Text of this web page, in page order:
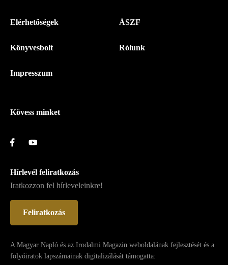
Menü
Magyar
-
Elérhetőségek
Könyvesbolt
Impresszum
ÁSZF
Rólunk
Kövess minket
Hírlevél feliratkozás
Iratkozzon fel hírleveleinkre!
Feliratkozás
A Magyar Napló és az Irodalmi Magazin weboldalának fejlesztését és a
folyóiratok lapszámainak digitalizálását támogatta: